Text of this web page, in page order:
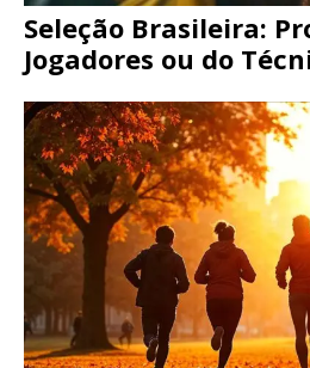
Seleção Brasileira:
Jogadores ou do